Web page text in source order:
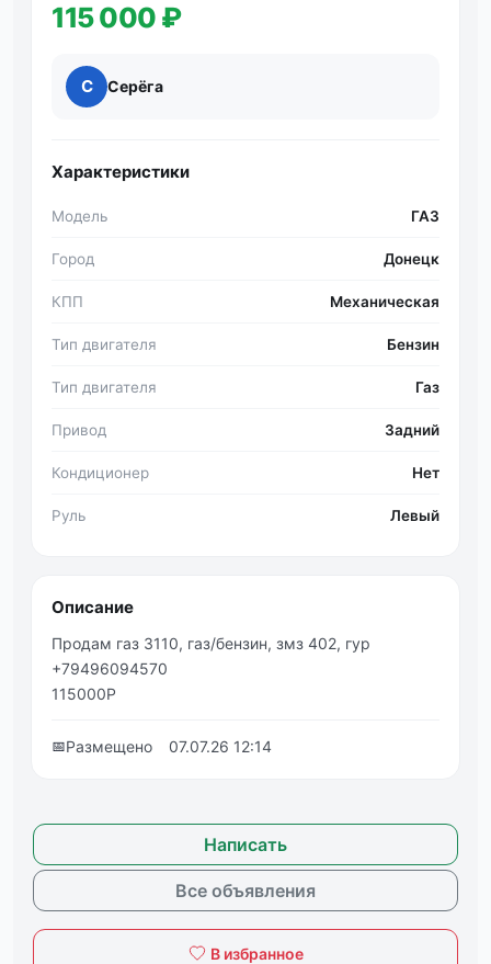
115 000 ₽
С Серёга
Характеристики
Модель ГАЗ
Город Донецк
КПП Механическая
Тип двигателя Бензин
Тип двигателя Газ
Привод Задний
Кондиционер Нет
Руль Левый
Описание
Продам газ 3110, газ/бензин, змз 402, гур
+79496094570
115000Р
📅Размещено 07.07.26 12:14
Написать
Все объявления
В избранное